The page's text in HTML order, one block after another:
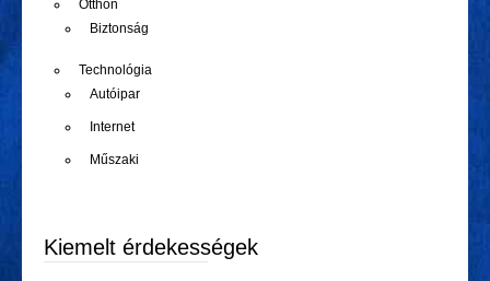
Otthon
Biztonság
Technológia
Autóipar
Internet
Műszaki
Kiemelt érdekességek